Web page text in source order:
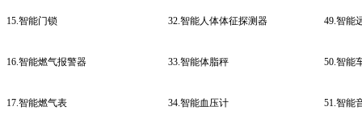
15.智能门锁 32.智能人体体征探测器 49.智能
16.智能燃气报警器 33.智能体脂秤 50.智能
17.智能燃气表 34.智能血压计 51.智能